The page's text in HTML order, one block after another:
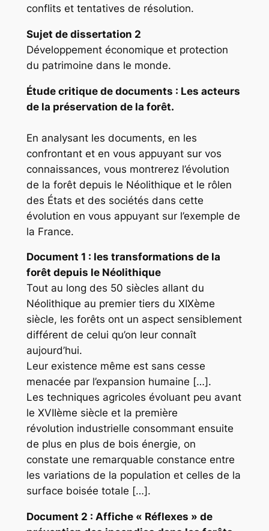
conflits et tentatives de résolution.
Sujet de dissertation 2
Développement économique et protection
du patrimoine dans le monde.
Étude critique de documents : Les acteurs
de la préservation de la forêt.
En analysant les documents, en les
confrontant et en vous appuyant sur vos
connaissances, vous montrerez l’évolution
de la forêt depuis le Néolithique et le rôlen
des États et des sociétés dans cette
évolution en vous appuyant sur l’exemple de
la France.
Document 1 : les transformations de la
forêt depuis le Néolithique
Tout au long des 50 siècles allant du
Néolithique au premier tiers du XIXème
siècle, les forêts ont un aspect sensiblement
différent de celui qu’on leur connaît
aujourd’hui.
Leur existence même est sans cesse
menacée par l’expansion humaine […].
Les techniques agricoles évoluant peu avant
le XVIIème siècle et la première
révolution industrielle consommant ensuite
de plus en plus de bois énergie, on
constate une remarquable constance entre
les variations de la population et celles de la
surface boisée totale […].
Document 2 : Affiche « Réflexes » de